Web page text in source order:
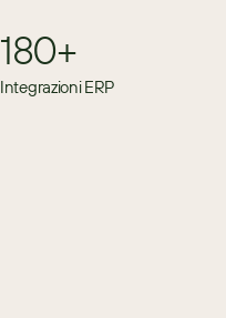
180+
Integrazioni ERP